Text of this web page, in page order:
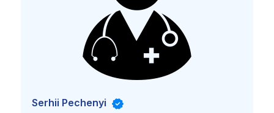
Serhii Pechenyi